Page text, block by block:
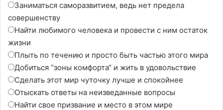
Заниматься саморазвитием, ведь нет предела
совершенству
Найти любимого человека и провести с ним остаток
жизни
Плыть по течению и просто быть частью этого мира
Добиться “зоны комфорта“ и жить в удовольствие
Сделать этот мир чуточку лучше и спокойнее
Отыскать ответы на неизведанные вопросы
Найти свое призвание и место в этом мире